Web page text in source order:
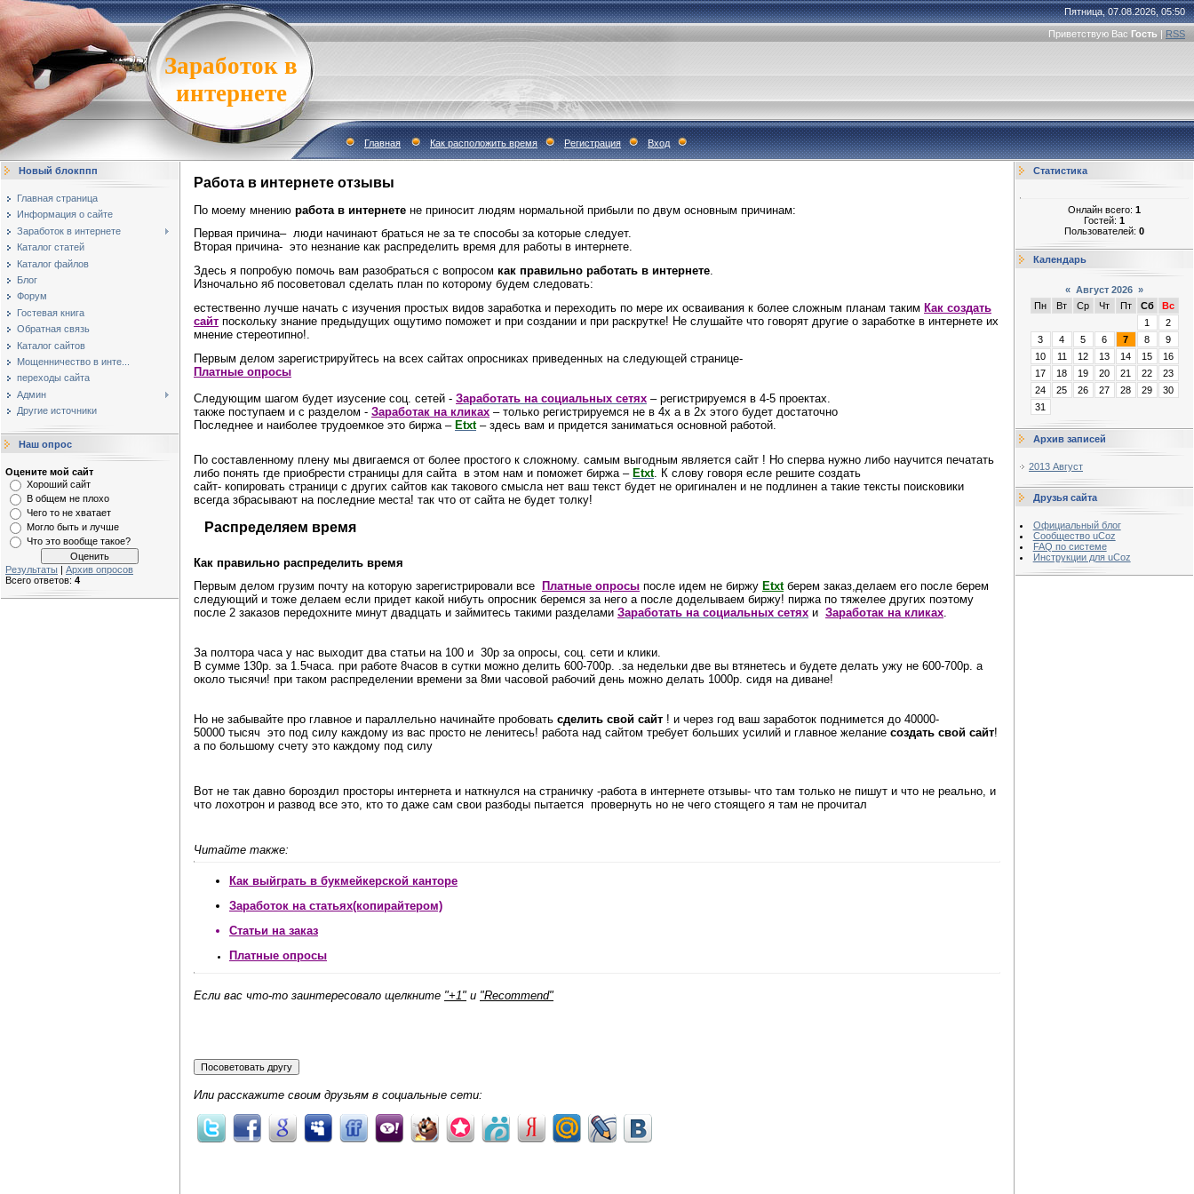
Заработок в
интернете
Пятница, 07.08.2026, 05:50
Приветствую Вас Гость | RSS
Главная Как расположить время Регистрация Вход
Новый блокппп
Главная страница
Информация о сайте
Заработок в интернете
Каталог статей
Каталог файлов
Блог
Форум
Гостевая книга
Обратная связь
Каталог сайтов
Мощенничество в инте...
переходы сайта
Админ
Другие источники
Наш опрос
Оцените мой сайт
Хороший сайт
В общем не плохо
Чего то не хватает
Могло быть и лучше
Что это вообще такое?
Результаты | Архив опросов
Всего ответов: 4
Работа в интернете отзывы
По моему мнению работа в интернете не приносит людям нормальной прибыли по двум основным причинам:
Первая причина– люди начинают браться не за те способы за которые следует.
Вторая причина- это незнание как распределить время для работы в интернете
Здесь я попробую помочь вам разобраться с вопросом как правильно работать в интернете
Изночально яб посоветовал сделать план по которому будем следовать:
естественно лучше начать с изучения простых видов заработка и переходить по мере их осваивания к более сложным планам таким Как создать
сайт поскольку знание предыдущих ощутимо поможет и при создании и при раскрутке! Не слушайте что говорят другие о заработке в интернете их
мнение стереотипно!
Первым делом зарегистрируйтесь на всех сайтах опросниках приведенных на следующей странице-
Платные опросы
Следующим шагом будет изусение соц. сетей - Заработать на социальных сетях – регистрируемся в 4-5 проектах
также поступаем и с разделом - Заработак на кликах – только регистрируемся не в 4х а в 2х этого будет достаточно
Последнее и наиболее трудоемкое это биржа – Etxt– здесь вам и придется заниматься основной работой.
По составленному плену мы двигаемся от более простого к сложному. самым выгодным является сайт ! Но сперва нужно либо научится печатать
либо понять где приобрести страницы для сайта в этом нам и поможет биржа – Etxt. К слову говоря есле решите создать
сайт- копировать страници с других сайтов как такового смысла нет ваш текст будет не оригинален и не подлинен а такие тексты поисковики
всегда збрасывают на последние места! так что от сайта не будет толку!
Распределяем время
Как правильно распределить время
Первым делом грузим почту на которую зарегистрировали все
Платные опросы после идем не биржу Etxt берем заказ,делаем его после берем
следующий и тоже делаем если придет какой нибуть опросник беремся за него а после доделываем биржу! пиржа по тяжелее других поэтому
после 2 заказов передохните минут двадцать и займитесь такими разделами Заработать на социальных сетях и Заработак на кликах.
За полтора часа у нас выходит два статьи на 100 и 30р за опросы, соц. сети и клики.
В сумме 130р. за 1.5часа. при работе 8часов в сутки можно делить 600-700р. .за недельки две вы втянетесь и будете делать ужу не 600-700р. а
около тысячи! при таком распределении времени за 8ми часовой рабочий день можно делать 1000р. сидя на диване!
Но не забывайте про главное и параллельно начинайте пробовать сделить свой сайт ! и через год ваш заработок поднимется до 40000-
50000 тысяч это под силу каждому из вас просто не ленитесь! работа над сайтом требует больших усилий и главное желание создать свой сайт!
а по большому счету это каждому под силу
Вот не так давно бороздил просторы интернета и наткнулся на страничку -работа в интернете отзывы- что там только не пишут и что не реально, и
что лохотрон и развод все это, кто то даже сам свои разбоды пытается провернуть но не чего стоящего я там не прочитал
Читайте также:
Как выйграть в букмейкерской канторе
Заработок на статьях(копирайтером)
Статьи на заказ
Платные опросы
Если вас что-то заинтересовало щелкните "+1" и "Recommend"
Или расскажите своим друзьям в социальные сети:
Статистика
Онлайн всего: 1
Гостей: 1
Пользователей: 0
Календарь
« Август 2026 »
Пн
Вт Ср Чт Пт Сб
Вс
1
2
3
4 5 6 7 8
9
10
11 12 13 14 15
16
17
18 19 20 21 22
23
24
25 26 27 28 29
30
31
Архив записей
2013 Август
Друзья сайта
Официальный блог
Сообщество uCoz
FAQ по системе
Инструкции для uCoz